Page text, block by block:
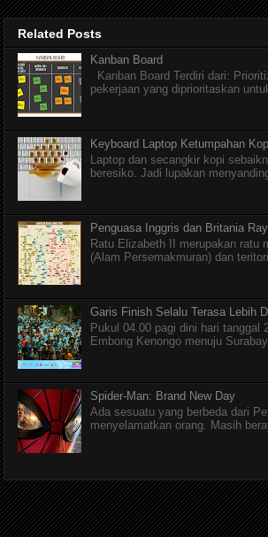
Related Posts
Kanban Board
Kanban Board Terdiri dari:
pekerjaan yang diprioritaskan
Keyboard Laptop Ketumpahan
Laptop dan secangkir kopi
beresiko. Jadi lupakan
Penguasa Inggris dan Britania
Ratu Elizabeth II merupakan ratu
(Alam Persemakmuran) dan
Garis Finish Selalu Terasa Lebih
Pukul 04.00 pagi dini hari tanggal
Embong Kenongo menuju
Spider-Man: Brand New Day
Ada sesuatu yang berbeda dari
menyelamatkan orang. Masih